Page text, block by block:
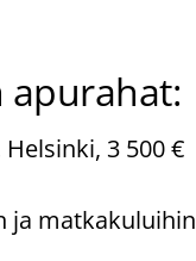
apurahat:
3 500 €
ja matkakuluihin